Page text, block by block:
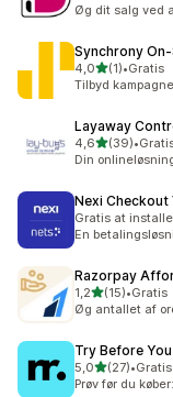
Øg dit salg ved
Synchrony
4,0ud af 5
(1)
1 anmeldelser i alt
•Gratis
Tilbyd
Layaway
4,6ud af 5
(39)
39 anmeldelser i
•
Din
Nexi Checkout
Gratis at
En
Razorpay
1,2ud af 5 stjerner
(15)
15 anmeldelser i
•Gratis
Øg antallet af
Try Before
5,0ud af 5
(27)
27 anmeldelser i
•
Prøv før du